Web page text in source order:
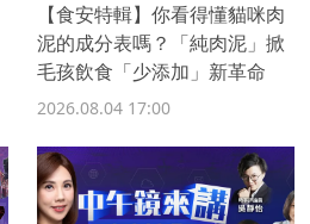
【食安特輯】你看得懂貓咪肉
泥的成分表嗎？「純肉泥」掀
毛孩飲食「少添加」新革命
2026.08.04 17:00